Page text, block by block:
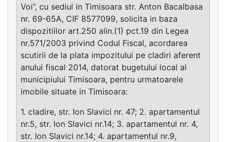
Voi”, cu sediul in Timisoara str. Anton Bacalbasa
nr. 69-65A, CIF 8577099, solicita in baza
dispozitiilor art.250 alin.(1) pct.19 din Legea
nr.571/2003 privind Codul Fiscal, acordarea
scutirii de la plata impozitului pe cladiri aferent
anului fiscal 2014, datorat bugetului local al
municipiului Timisoara, pentru urmatoarele
imobile situate in Timisoara:
1. cladire, str. Ion Slavici nr. 47; 2. apartamentul
nr.5, str. Ion Slavici nr.14; 3. apartamentul nr. 4,
str. Ion Slavici nr.14; 4. apartamentul nr.9,